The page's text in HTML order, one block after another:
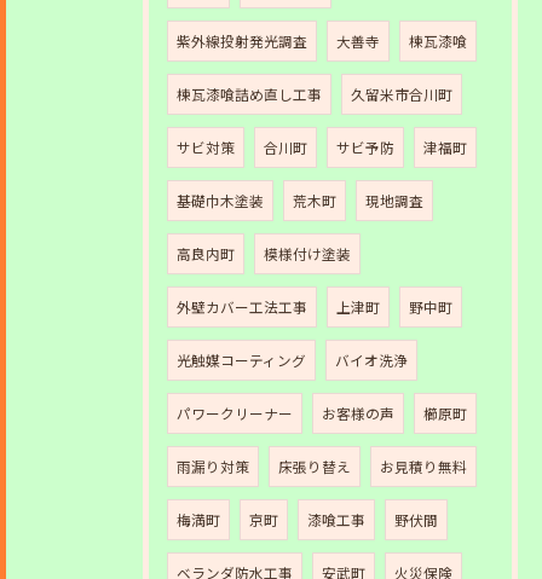
紫外線投射発光調査 大善寺 棟瓦漆喰
棟瓦漆喰詰め直し工事 久留米市合川町
サビ対策 合川町 サビ予防 津福町
基礎巾木塗装 荒木町 現地調査
高良内町 模様付け塗装
外壁カバー工法工事 上津町 野中町
光触媒コーティング バイオ洗浄
パワークリーナー お客様の声 櫛原町
雨漏り対策 床張り替え お見積り無料
梅満町 京町 漆喰工事 野伏間
ベランダ防水工事 安武町 火災保険